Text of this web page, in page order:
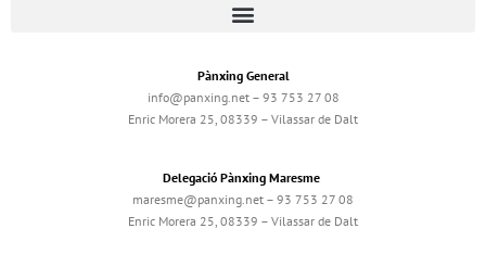
Pànxing General
info@panxing.net – 93 753 27 08
Enric Morera 25, 08339 – Vilassar de Dalt
Delegació Pànxing Maresme
maresme@panxing.net – 93 753 27 08
Enric Morera 25, 08339 – Vilassar de Dalt